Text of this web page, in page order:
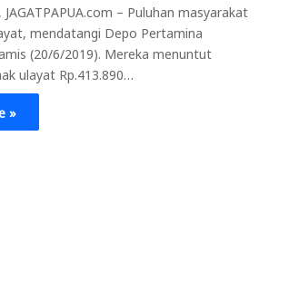
JAGATPAPUA.com – Puluhan masyarakat
mendatangi Depo Pertamina
(20/6/2019). Mereka menuntut
ulayat Rp.413.890…
»